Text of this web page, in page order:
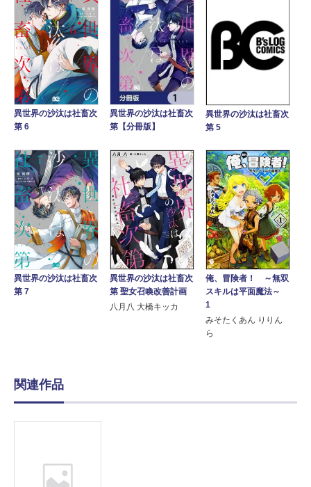
異世界の沙汰は社畜次
第 6
異世界の沙汰は社畜次
第【分冊版】
異世界の沙汰は社畜次
第 5
異世界の沙汰は社畜次
第 7
異世界の沙汰は社畜次
第 聖女召喚改善計画
八月八 大橋キッカ
俺、冒険者！ ～無双
スキルは平面魔法～
1
みそたくあん りりん
ら
関連作品